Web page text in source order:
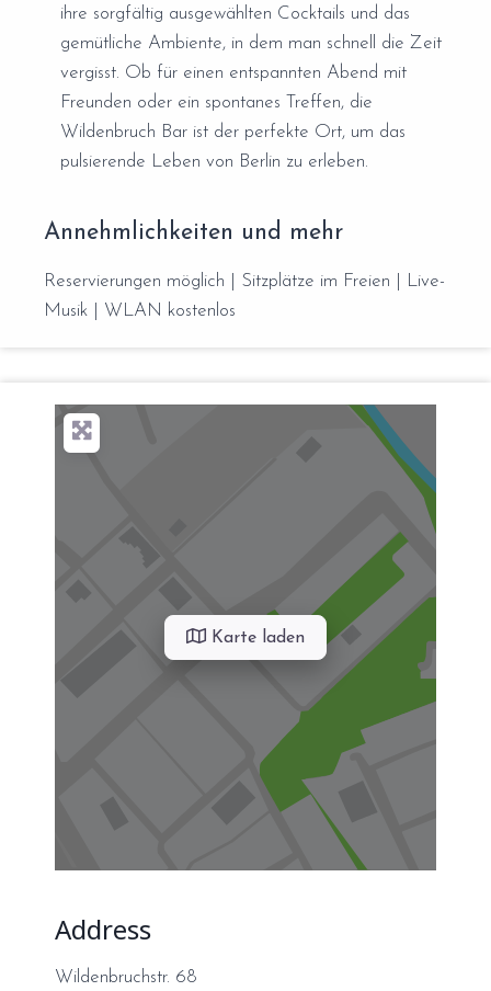
ihre sorgfältig ausgewählten Cocktails und das
gemütliche Ambiente, in dem man schnell die Zeit
vergisst. Ob für einen entspannten Abend mit
Freunden oder ein spontanes Treffen, die
Wildenbruch Bar ist der perfekte Ort, um das
pulsierende Leben von Berlin zu erleben.
Annehmlichkeiten und mehr
Reservierungen möglich | Sitzplätze im Freien | Live-
Musik | WLAN kostenlos
Karte laden
Address
Wildenbruchstr. 68